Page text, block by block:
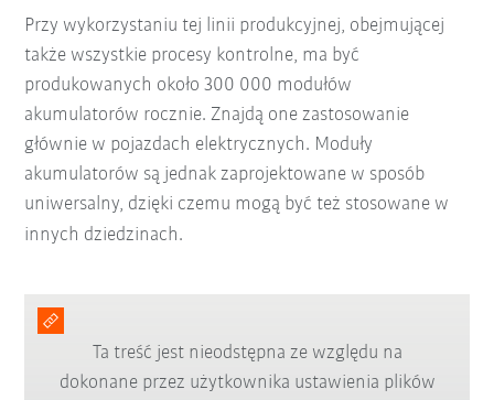
Przy wykorzystaniu tej linii produkcyjnej, obejmującej
także wszystkie procesy kontrolne, ma być
produkowanych około 300 000 modułów
akumulatorów rocznie. Znajdą one zastosowanie
głównie w pojazdach elektrycznych. Moduły
akumulatorów są jednak zaprojektowane w sposób
uniwersalny, dzięki czemu mogą być też stosowane w
innych dziedzinach.
Ta treść jest nieodstępna ze względu na
dokonane przez użytkownika ustawienia plików